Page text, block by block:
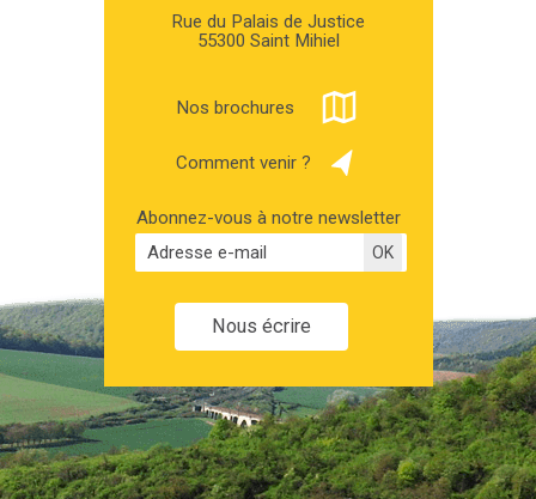
Rue du Palais de Justice
55300 Saint Mihiel
Nos brochures
Comment venir ?
Abonnez-vous à notre newsletter
Nous écrire